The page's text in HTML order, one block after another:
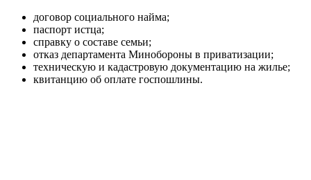
договор социального найма;
паспорт истца;
справку о составе семьи;
отказ департамента Минобороны в приватизации;
техническую и кадастровую документацию на жилье;
квитанцию об оплате госпошлины.